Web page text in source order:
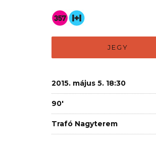
JEGY
2015. május 5. 18:30
90'
Trafó Nagyterem